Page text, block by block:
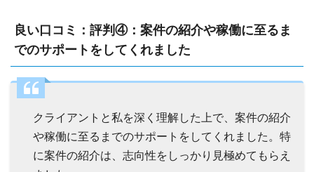
良い口コミ：評判④：案件の紹介や稼働に至るま
でのサポートをしてくれました
クライアントと私を深く理解した上で、案件の紹介
や稼働に至るまでのサポートをしてくれました。特
に案件の紹介は、志向性をしっかり見極めてもらえ